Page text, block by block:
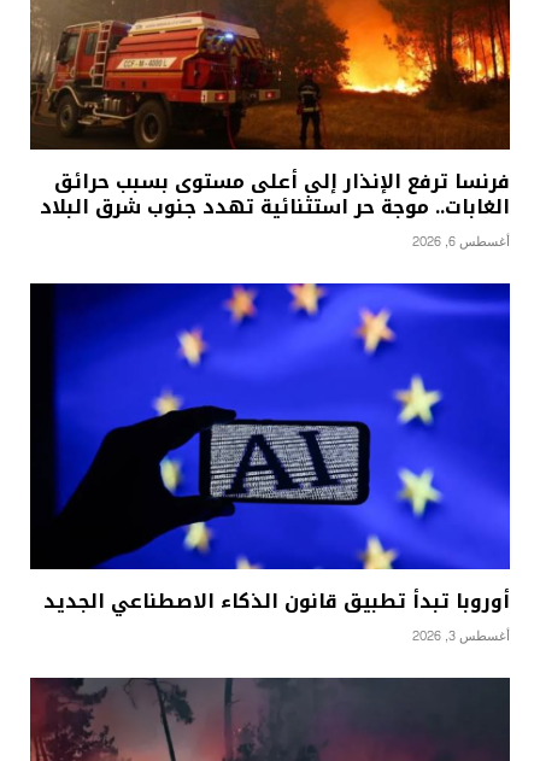
فرنسا ترفع الإنذار إلى أعلى مستوى بسبب حرائق
الغابات.. موجة حر استثنائية تهدد جنوب شرق البلاد
أغسطس 6, 2026
أوروبا تبدأ تطبيق قانون الذكاء الاصطناعي الجديد
أغسطس 3, 2026